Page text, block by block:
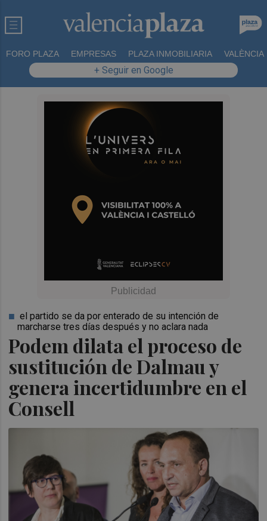
FORO PLAZA EMPRESAS PLAZA INMOBILIARIA VALÈNCIA
+ Seguir en Google
Podem dilata el proceso de
sustitución de Dalmau y
genera incertidumbre en el
Consell
el partido se da por enterado de su intención de
marcharse tres días después y no aclara nada